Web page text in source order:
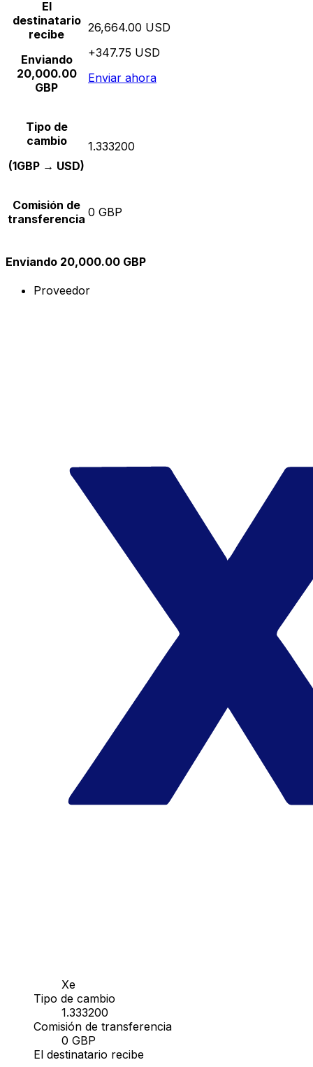
El
destinatario
recibe
Enviando
20,000.00
GBP
26,664.00 USD
+347.75 USD
Enviar ahora
Tipo de
cambio
(1GBP → USD)
1.333200
Comisión de
transferencia 0 GBP
Enviando 20,000.00 GBP
Proveedor
Xe
Tipo de cambio
1.333200
Comisión de transferencia
0 GBP
El destinatario recibe